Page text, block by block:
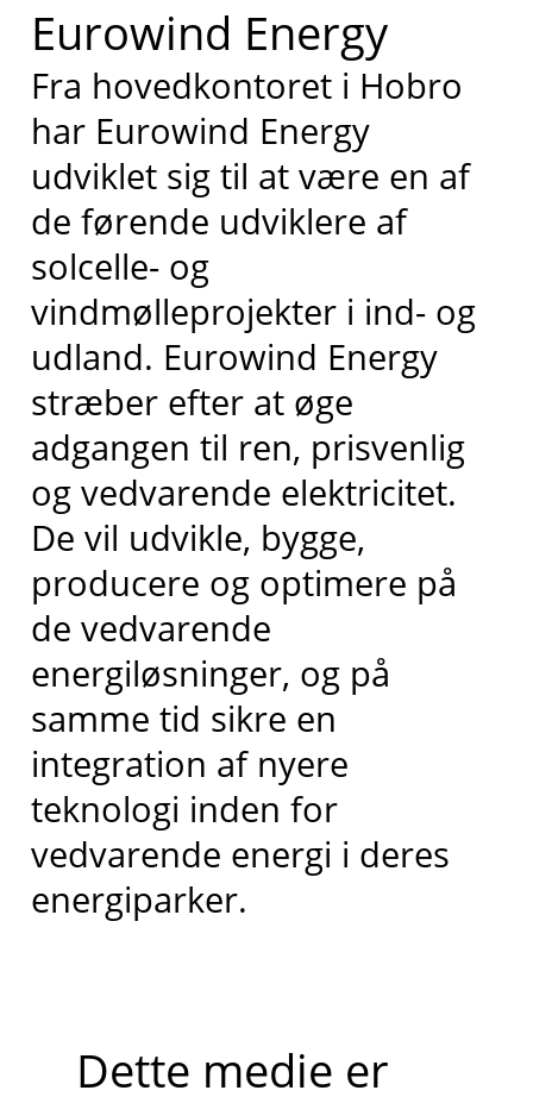
Eurowind Energy
Fra hovedkontoret i Hobro
har Eurowind Energy
udviklet sig til at være en af
de førende udviklere af
solcelle- og
vindmølleprojekter i ind- og
udland. Eurowind Energy
stræber efter at øge
adgangen til ren, prisvenlig
og vedvarende elektricitet.
De vil udvikle, bygge,
producere og optimere på
de vedvarende
energiløsninger, og på
samme tid sikre en
integration af nyere
teknologi inden for
vedvarende energi i deres
energiparker.
Dette medie er